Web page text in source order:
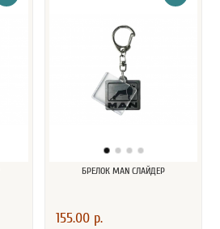
БРЕЛОК MAN СЛАЙДЕР
155.00 р.